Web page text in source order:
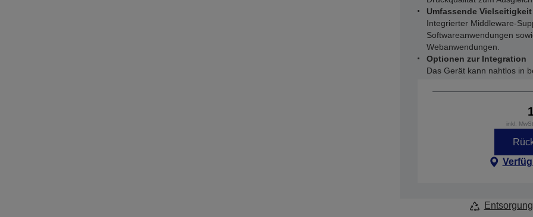
Umfassende Vielseitigkeit
Integrierter Middleware-
Softwareanwendungen
Webanwendungen.
Optionen zur Integration
Das Gerät kann nahtlos in
inkl.